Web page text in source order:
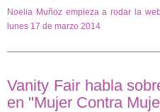
Noelia Muñoz empieza a rodar la
lunes 17 de marzo 2014
Vanity Fair habla
en "Mujer Contra